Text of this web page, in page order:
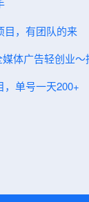
目，有团队的来
体广告轻创业
单号一天200+